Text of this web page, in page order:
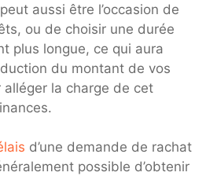
aussi être l’occasion de
ou de choisir une durée
plus longue, ce qui aura
du montant de vos
alléger la charge de cet
d’une demande de rachat
possible d’obtenir